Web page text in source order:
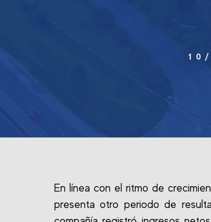
En línea con el ritmo de
presenta otro periodo de